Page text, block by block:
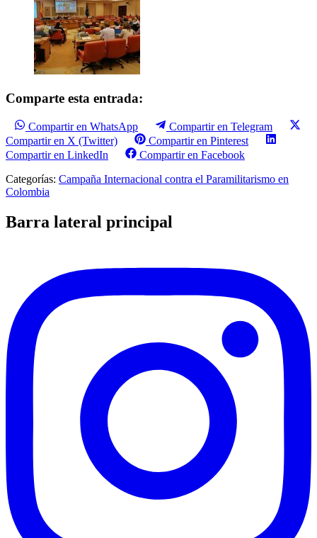
Comparte esta entrada:
Compartir en WhatsApp
Compartir en Telegram
Compartir en X (Twitter)
Compartir en Pinterest
Compartir en LinkedIn
Compartir en Facebook
Categorías: Campaña Internacional contra el Paramilitarismo en
Colombia
Barra lateral principal